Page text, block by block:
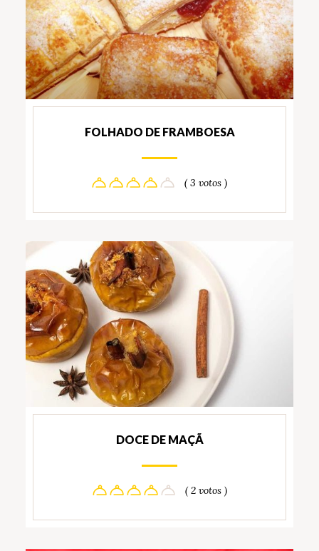
FOLHADO DE FRAMBOESA
( 3 votos )
DOCE DE MAÇÃ
( 2 votos )